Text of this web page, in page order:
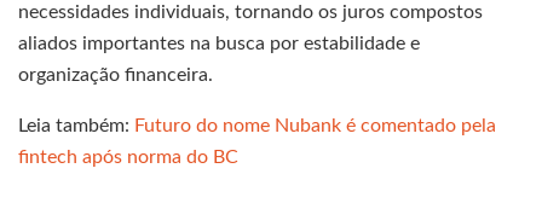
necessidades individuais, tornando os juros compostos
aliados importantes na busca por estabilidade e
organização financeira.
Leia também: Futuro do nome Nubank é comentado pela
fintech após norma do BC